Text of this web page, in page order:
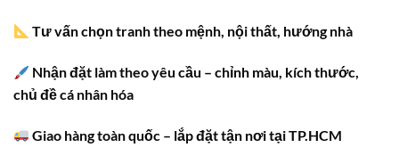
Tư vấn chọn tranh theo mệnh, nội thất, hướng nhà
Nhận đặt làm theo yêu cầu – chỉnh màu, kích thước,
chủ đề cá nhân hóa
Giao hàng toàn quốc – lắp đặt tận nơi tại TP.HCM